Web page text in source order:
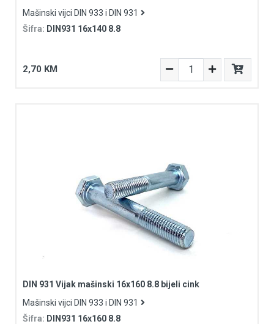
Mašinski vijci DIN 933 i DIN 931
Šifra: DIN931 16x140 8.8
2,70 KM
DIN 931 Vijak mašinski 16x160 8.8 bijeli cink
Mašinski vijci DIN 933 i DIN 931
Šifra: DIN931 16x160 8.8